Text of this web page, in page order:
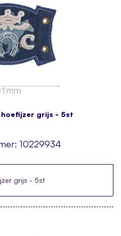
hoefijzer grijs - 5st
10229934
grijs - 5st